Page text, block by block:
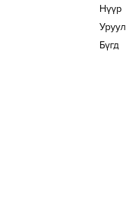
Нүүр
Уруул
Бүгд